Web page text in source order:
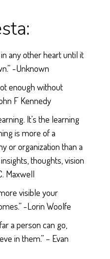
any other heart until it
-Unknown
enough without
F Kennedy
It’s the learning
is more of a
or organization than a
thoughts, vision
Maxwell
visible your
-Lorin Woolfe
a person can go,
in them.” – Evan